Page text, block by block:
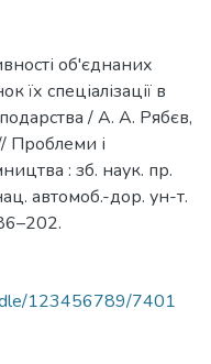
об'єднаних
їх спеціалізації в
/ А. А. Рябєв,
Проблеми і
: зб. наук. пр.
автомоб.-дор. ун-т.
123456789/7401